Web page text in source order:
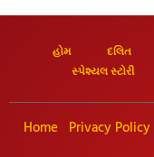
હોમ દલિત
સ્પેશ્યલ સ્ટોરી
Home Privacy Policy